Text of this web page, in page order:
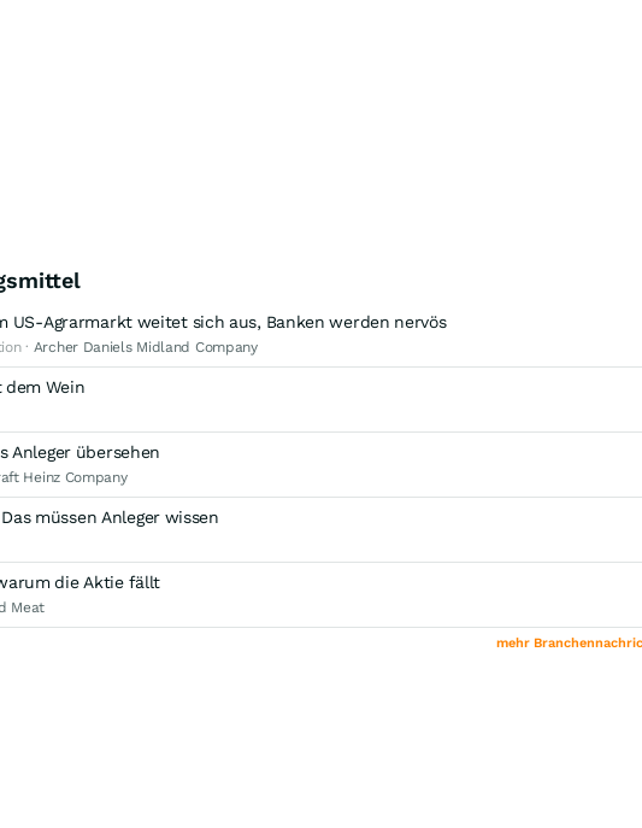
US-Agrarmarkt weitet sich aus, Banken werden nervös
· Archer Daniels Midland Company
Wein
Anleger übersehen
Heinz Company
müssen Anleger wissen
die Aktie fällt
Meat
mehr